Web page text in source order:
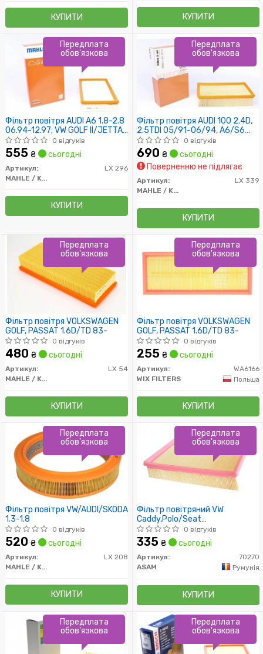
КУПИТИ КУПИТИ
Фільтр повітря AUDI A6 1.8-2.8
06.94-12.97; VW GOLF II/JETTA
1.6-1.8 01.87-10.91
0 відгуків
555 ₴ сьогодні
Артикул:
LX 296
MAHLE / KNECHT
КУПИТИ
Передплата
обов'язкова
Фільтр повітря AUDI 100 2.4D,
2.5TDI 05/91-06/94, A6/S6
2.5TDI 06/94-12/97
0 відгуків
690 ₴
сьогодні
Поверненню не підлягає
Артикул:
LX 339
MAHLE / KNECHT
КУПИТИ
Передплата
обов'язкова
Фільтр повітря VOLKSWAGEN
GOLF, PASSAT 1.6D/TD 83-
0 відгуків
480 ₴ сьогодні
Артикул:
LX 54
MAHLE / KNECHT
КУПИТИ
Передплата
обов'язкова
Фільтр повітря VOLKSWAGEN
GOLF, PASSAT 1.6D/TD 83-
0 відгуків
255 ₴ сьогодні
Артикул:
WA6166
WIX FILTERS
Польща
КУПИТИ
Передплата
обов'язкова
Фільтр повітря VW/AUDI/SKODA
1.3-1.8
0 відгуків
520 ₴ сьогодні
Артикул:
LX 208
MAHLE / KNECHT
КУПИТИ
Передплата
обов'язкова
Фільтр повітряний VW
Caddy,Polo/Seat
Toledo,Cordoba,Ibiza/Skoda
Felicia (93-04) (70270) Asam
0 відгуків
335 ₴ сьогодні
Артикул:
70270
ASAM
Румунія
КУПИТИ
Передплата
обов'язкова
Передплата
обов'язкова
Передплата
обов'язкова